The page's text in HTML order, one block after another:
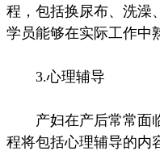
程，包括换尿布、洗澡
学员能够在实际工作中
3.心理辅导
产妇在产后常常面临
程将包括心理辅导的内